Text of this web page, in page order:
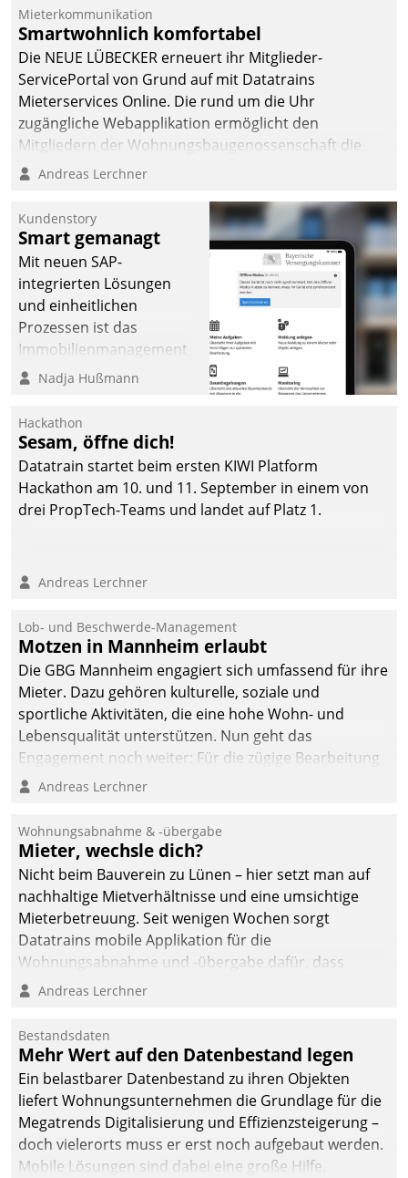
Datatrain ermöglicht
automatisiert ausgelöste,
zielgerichtete
Mieterbefragungen – eine
starke Grundlage für
intelligente,
Entscheidungen.
Mieterkommunikation
Smartwohnlich komfortabel
Die NEUE LÜBECKER erneuert ihr Mitglieder-
ServicePortal von Grund auf mit Datatrains
Mieterservices Online. Die rund um die Uhr
zugängliche Webapplikation ermöglicht den
Mitgliedern der Wohnungs­bau­genossenschaft die
Kontaktaufnahme per Smartphone, Tablet oder PC.
Andreas Lerchner
Kundenstory
Smart gemanagt
Mit neuen SAP-
integrierten Lösungen
und einheitlichen
Prozessen ist das
Immobilienmanagement
der Bayerischen
Ressort Kapitalanlage für
künftige Aufgaben und
Herausforderungen
gerüstet.
Nadja Hußmann
Hackathon
Sesam, öffne dich!
Datatrain startet beim ersten KIWI Platform
Hackathon am 10. und 11. September in einem von
drei PropTech-Teams und landet auf Platz 1.
Andreas Lerchner
Lob- und Beschwerde-Management
Motzen in Mannheim erlaubt
Die GBG Mannheim engagiert sich umfassend für ihre
Mieter. Dazu gehören kulturelle, soziale und
sportliche Aktivitäten, die eine hohe Wohn- und
Lebensqualität unterstützen. Nun geht das
Engagement noch weiter: Für die zügige Bearbeitung
von Beschwerden – oder Lob – richtet das
und Beschwerde-Management einen eigenen Kanal
ein.
Andreas Lerchner
Wohnungsabnahme & -übergabe
Mieter, wechsle dich?
Nicht beim Bauverein zu Lünen – hier setzt man auf
nachhaltige Mietverhältnisse und eine umsichtige
Mieterbetreuung. Seit wenigen Wochen sorgt
Datatrains mobile Applikation für die
Wohnungsabnahme und -übergabe dafür, dass
Mieter wohlgeordnet kommen und, so es sein muss,
Andreas Lerchner
Bestandsdaten
Mehr Wert auf den Datenbestand legen
Ein belastbarer Datenbestand zu ihren Objekten
liefert Wohnungsunternehmen die Grundlage für die
Megatrends Digitalisierung und Effizienzsteigerung –
doch vielerorts muss er erst noch aufgebaut werden.
Mobile Lösungen sind dabei eine große Hilfe.